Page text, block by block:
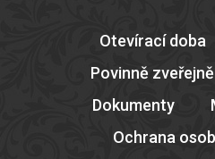
Otevírací doba
Povinně
Dokumenty
Ochrana